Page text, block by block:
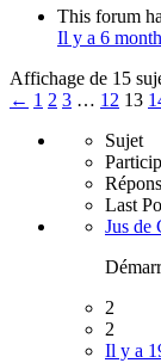
This forum
Il y a 6
Affichage de 15
← 1 2 3 … 12 13
Sujet
Last
Jus de
2
2
Il y a